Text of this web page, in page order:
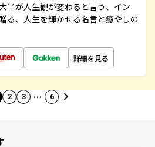
半が人生観が変わると言う、イン
る、人生を輝かせる名言と癒やしの
詳細を見る
2 3 … 6